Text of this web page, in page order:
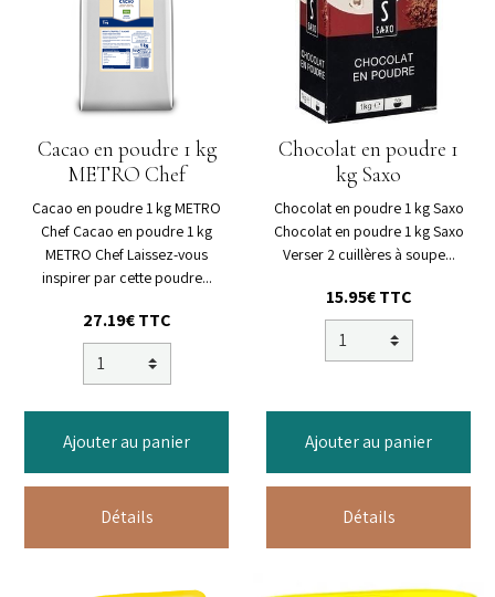
Cacao en poudre 1 kg
METRO Chef
Cacao en poudre 1 kg METRO
Chef Cacao en poudre 1 kg
METRO Chef Laissez-vous
inspirer par cette poudre...
27.19€ TTC
Ajouter au panier
Détails
Chocolat en poudre 1
kg Saxo
Chocolat en poudre 1 kg Saxo
Chocolat en poudre 1 kg Saxo
Verser 2 cuillères à soupe...
15.95€ TTC
Ajouter au panier
Détails